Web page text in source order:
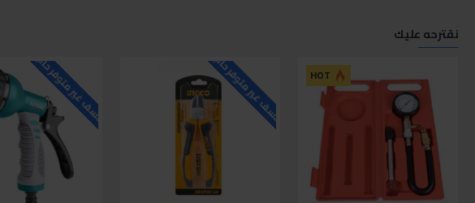
نقترحه عليك
HOT للاسف غير متوفر حاليا للاسف غير متوفر حاليا